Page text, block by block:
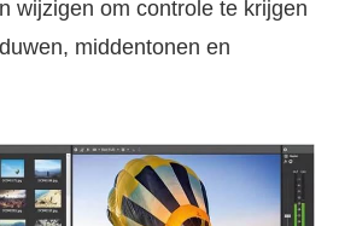
wijzigen om controle te krijgen
middentonen en